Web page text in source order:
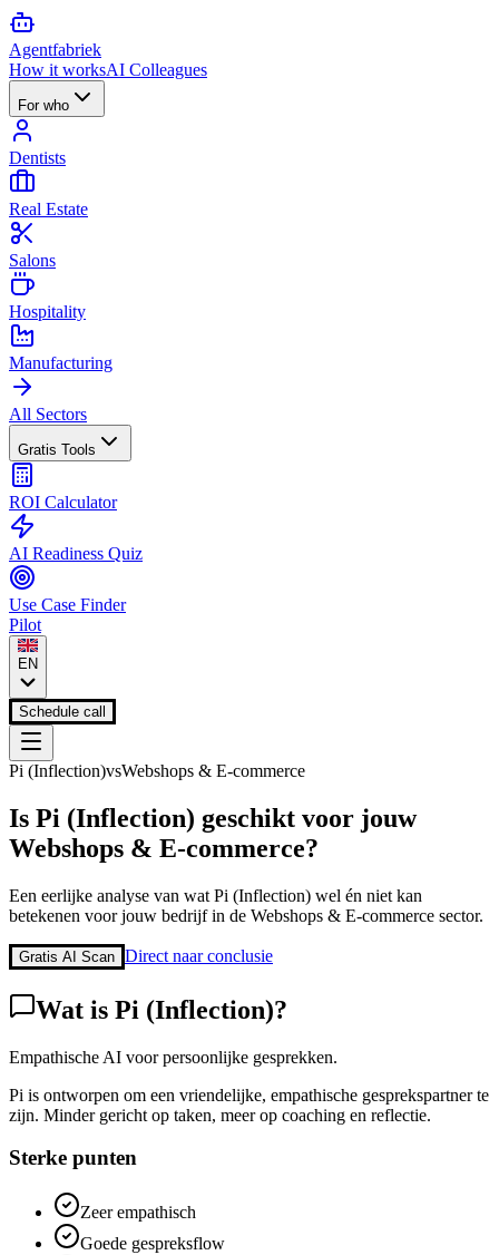
Agentfabriek
How it worksAI Colleagues
For who
Dentists
Real Estate
Salons
Hospitality
Manufacturing
All Sectors
Gratis Tools
ROI Calculator
AI Readiness Quiz
Use Case Finder
Pilot
EN
Schedule call
Pi (Inflection)vsWebshops & E-commerce
Is Pi (Inflection) geschikt voor jouw
Webshops & E-commerce?
Een eerlijke analyse van wat Pi (Inflection) wel én niet kan
betekenen voor jouw bedrijf in de Webshops & E-commerce sector.
Gratis AI Scan Direct naar conclusie
Wat is Pi (Inflection)?
Empathische AI voor persoonlijke gesprekken.
Pi is ontworpen om een vriendelijke, empathische gesprekspartner te
zijn. Minder gericht op taken, meer op coaching en reflectie.
Sterke punten
Zeer empathisch
Goede gespreksflow